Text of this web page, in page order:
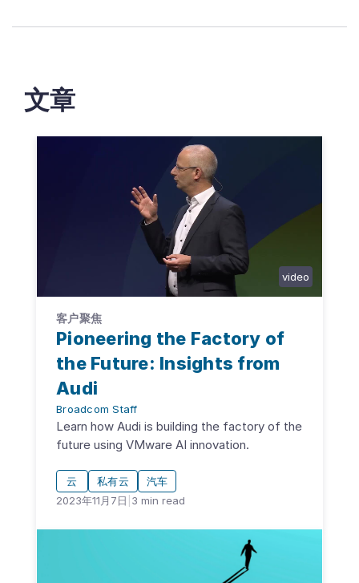
文章
video
客户聚焦
Pioneering the Factory of
the Future: Insights from
Audi
Broadcom Staff
Learn how Audi is building the factory of the
future using VMware AI innovation.
云 私有云
汽车
2023年11月7日 3 min read